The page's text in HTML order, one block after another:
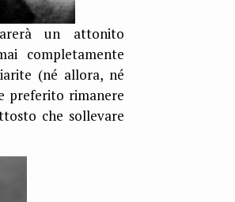
un attonito
completamente
(né allora, né
preferito rimanere
che sollevare